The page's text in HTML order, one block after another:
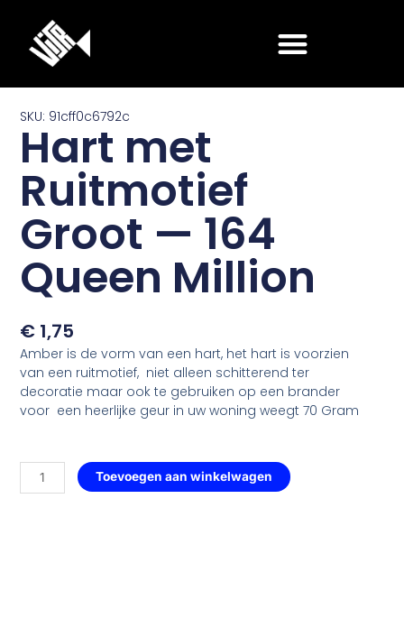
SKU: 91cff0c6792c
Hart met
Ruitmotief
Groot — 164
Queen Million
€ 1,75
Amber is de vorm van een hart, het hart is voorzien
van een ruitmotief, niet alleen schitterend ter
decoratie maar ook te gebruiken op een brander
voor een heerlijke geur in uw woning weegt 70 Gram
Hart
met
Toevoegen aan winkelwagen